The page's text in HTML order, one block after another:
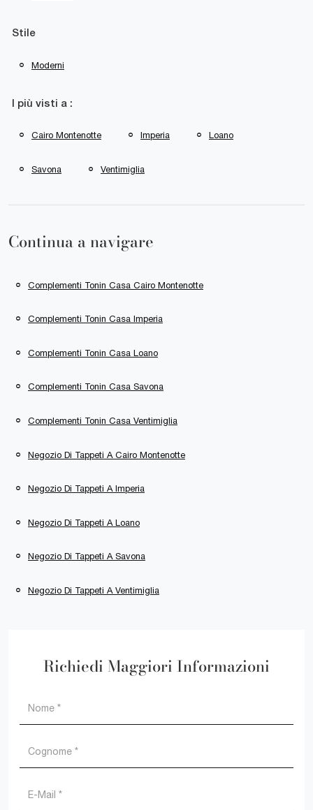
Stile
Moderni
I più visti a :
Cairo Montenotte Imperia Loano
Savona Ventimiglia
Continua a navigare
Complementi Tonin Casa Cairo Montenotte
Complementi Tonin Casa Imperia
Complementi Tonin Casa Loano
Complementi Tonin Casa Savona
Complementi Tonin Casa Ventimiglia
Negozio Di Tappeti A Cairo Montenotte
Negozio Di Tappeti A Imperia
Negozio Di Tappeti A Loano
Negozio Di Tappeti A Savona
Negozio Di Tappeti A Ventimiglia
Richiedi Maggiori Informazioni